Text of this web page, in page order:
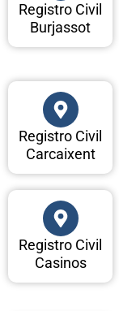
Registro Civil
Burjassot
Registro Civil
Carcaixent
Registro Civil
Casinos